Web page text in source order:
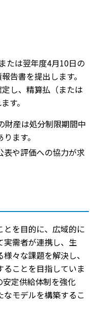
たは翌年度4月10日の
告書を提出します。
し、精算払（または
す。
財産は処分制限期間中
ます。
表や評価への協力が求
とを目的に、広域的に
実需者が連携し、生
々な課題を解決し、
ことを目指していま
定供給体制を強化
なモデルを構築するこ